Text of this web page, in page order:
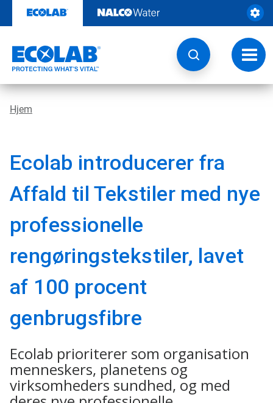
indhold
Skift
Hjem
Ecolab introducerer fra
Affald til Tekstiler med nye
professionelle
rengøringstekstiler, lavet
af 100 procent
genbrugsfibre
Ecolab prioriterer som organisation
menneskers, planetens og
virksomheders sundhed, og med